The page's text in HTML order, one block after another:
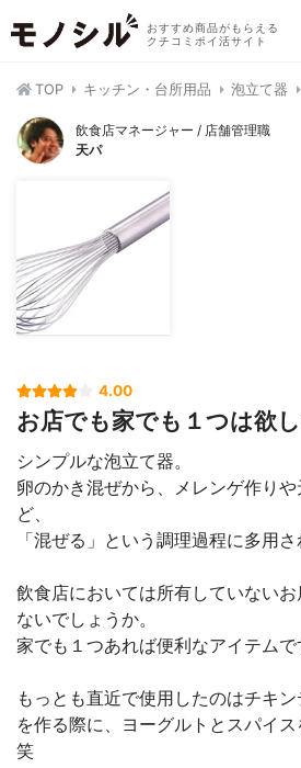
おすすめ商品がもらえる
クチコミポイ活サイト
TOP キッチン・台所用品 泡立て器
飲食店マネージャー / 店舗管理職
天パ
4.00
お店でも家でも１つは欲
シンプルな泡立て器。
卵のかき混ぜから、メレンゲ作り
ど、
「混ぜる」という調理過程に多用
飲食店においては所有していない
ないでしょうか。
家でも１つあれば便利なアイテムで
もっとも直近で使用したのはチキ
を作る際に、ヨーグルトとスパイス
笑